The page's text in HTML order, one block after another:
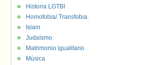
Historia LGTBI
Homofobia/ Transfobia.
Islam
Judaísmo
Matrimonio igualitario
Música